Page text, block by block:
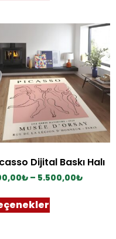
Dijital Baskı Halı
₺ – 5.500,00₺